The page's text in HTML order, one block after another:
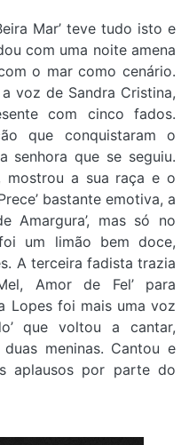
Mar’ teve tudo isto e
com uma noite amena
o mar como cenário.
voz de Sandra Cristina,
com cinco fados.
que conquistaram o
senhora que se seguiu.
mostrou a sua raça e o
bastante emotiva, a
Amargura’, mas só no
um limão bem doce,
A terceira fadista trazia
Amor de Fel’ para
Lopes foi mais uma voz
que voltou a cantar,
meninas. Cantou e
aplausos por parte do